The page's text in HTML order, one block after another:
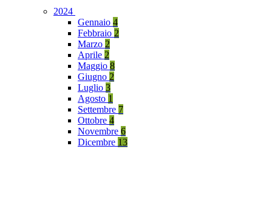
2024
Gennaio 4
Febbraio 2
Marzo 2
Aprile 2
Maggio 8
Giugno 2
Luglio 3
Agosto 1
Settembre 7
Ottobre 4
Novembre 6
Dicembre 13